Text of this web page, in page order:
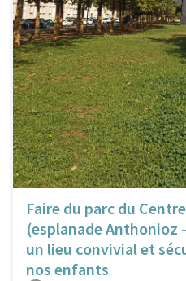
Faire du parc du Centre
(esplanade Anthonioz
un lieu convivial et
nos enfants